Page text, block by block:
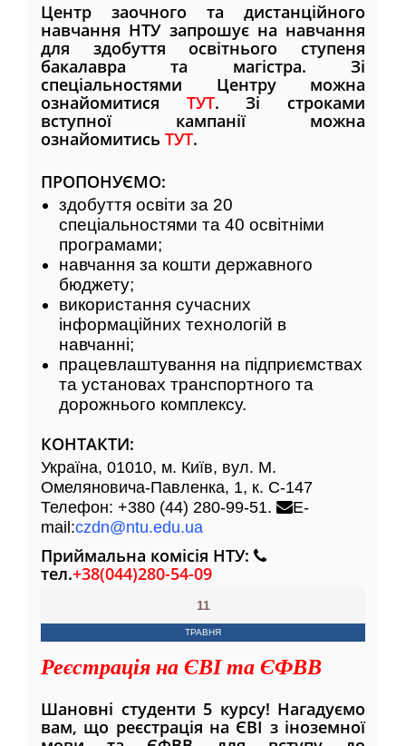
Центр заочного та дистанційного
навчання НТУ запрошує на навчання
для здобуття освітнього ступеня
бакалавра та магістра. Зі
спеціальностями Центру можна
ознайомитися ТУТ. Зі строками
вступної кампанії можна
ознайомитись ТУТ.
ПРОПОНУЄМО:
здобуття освіти за 20
спеціальностями та 40 освітніми
програмами;
навчання за кошти державного
бюджету;
використання сучасних
інформаційних технологій в
навчанні;
працевлаштування на підприємствах
та установах транспортного та
дорожнього комплексу.
КОНТАКТИ:
Україна, 01010, м. Київ, вул. М.
Омеляновича-Павленка, 1, к. С-147
Телефон: +380 (44) 280-99-51.
E-
mail:czdn@ntu.edu.ua
Приймальна комісія НТУ:
тел.+38(044)280-54-09
11
ТРАВНЯ
Реєстрація на ЄВІ та ЄФВВ
Шановні студенти 5 курсу! Нагадуємо
вам, що реєстрація на ЄВІ з іноземної